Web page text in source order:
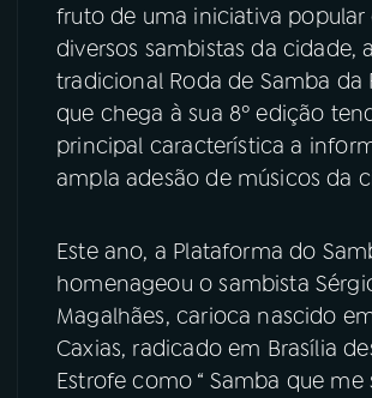
TikTok
fruto de uma iniciativa popular
diversos sambistas da cidade,
tradicional Roda de Samba da
que chega à sua 8º edição
principal característica a
ampla adesão de músicos da
Este ano, a Plataforma do
homenageou o sambista
Magalhães, carioca nascido
Caxias, radicado em Brasília
Estrofe como “ Samba que me